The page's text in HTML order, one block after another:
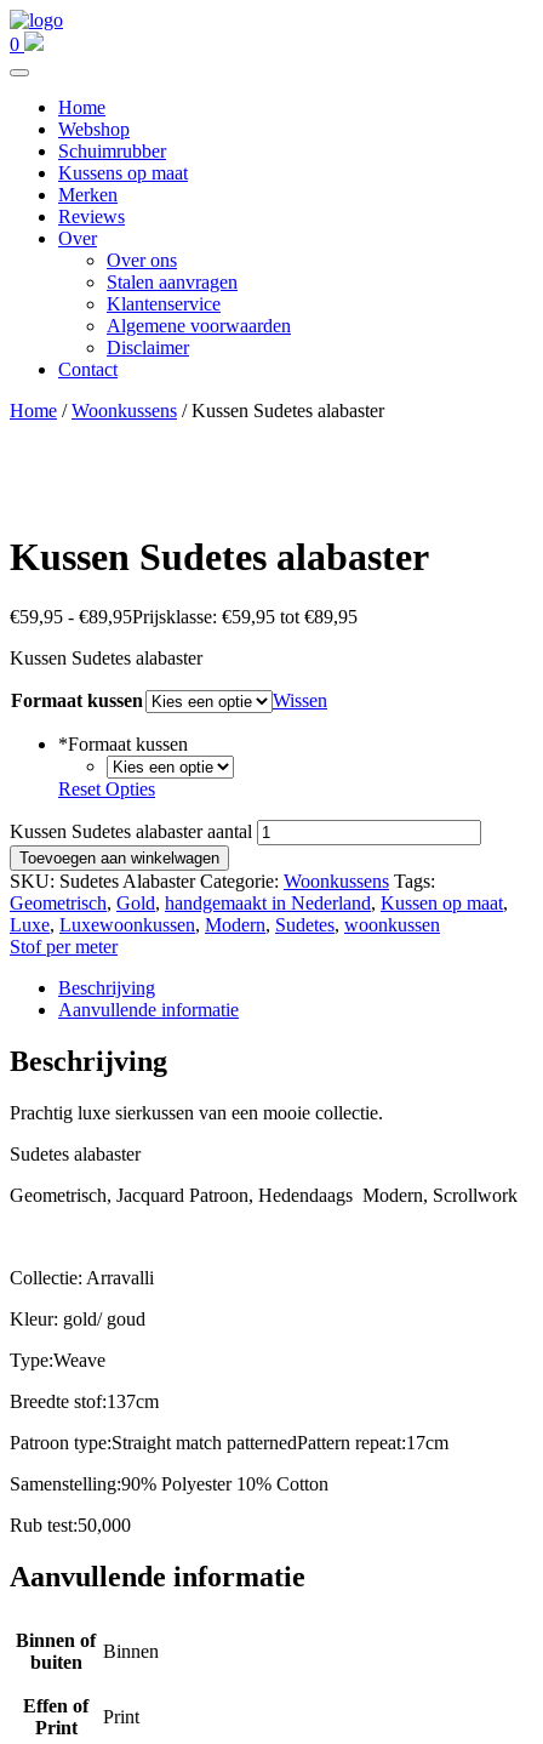
0
Home
Webshop
Schuimrubber
Kussens op maat
Merken
Reviews
Over
Over ons
Stalen aanvragen
Klantenservice
Algemene voorwaarden
Disclaimer
Contact
Home /Woonkussens / Kussen Sudetes alabaster
Kussen Sudetes alabaster
€59,95 - €89,95Prijsklasse: €59,95 tot €89,95
Kussen Sudetes alabaster
Formaat kussen Wissen
*Formaat kussen
Reset Opties
Kussen Sudetes alabaster aantal
Toevoegen aan winkelwagen
SKU: Sudetes Alabaster Categorie: Woonkussens Tags:
Geometrisch, Gold, handgemaakt in Nederland, Kussen op maat,
Luxe, Luxewoonkussen, Modern, Sudetes, woonkussen
Stof per meter
Beschrijving
Aanvullende informatie
Beschrijving
Prachtig luxe sierkussen van een mooie collectie.
Sudetes alabaster
Geometrisch, Jacquard Patroon, Hedendaags Modern, Scrollwork
Collectie: Arravalli
Kleur: gold/ goud
Type:Weave
Breedte stof:137cm
Patroon type:Straight match patternedPattern repeat:17cm
Samenstelling:90% Polyester 10% Cotton
Rub test:50,000
Aanvullende informatie
Binnen of
buiten
Binnen
Effen of
Print
Print